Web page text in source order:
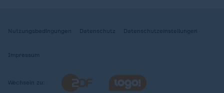
Nutzungsbedingungen Datenschutz Datenschutzeinstellungen
Impressum
Wechseln zu: